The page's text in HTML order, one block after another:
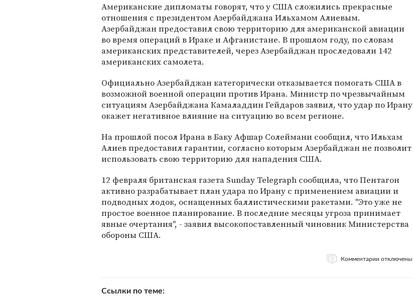
Американские дипломаты говорят, что у США сложились прекрасные
отношения с президентом Азербайджана Ильхамом Алиевым.
Азербайджан предоставил свою территорию для американской авиации
во время операций в Ираке и Афганистане. В прошлом году, по словам
американских представителей, через Азербайджан проследовали 142
американских самолета.
Официально Азербайджан категорически отказывается помогать США в
возможной военной операции против Ирана. Министр по чрезвычайным
ситуациям Азербайджана Камаладдин Гейдаров заявил, что удар по Ирану
окажет негативное влияние на ситуацию во всем регионе.
На прошлой посол Ирана в Баку Афшар Солеймани сообщил, что Ильхам
Алиев предоставил гарантии, согласно которым Азербайджан не позволит
использовать свою территорию для нападения США.
12 февраля британская газета Sunday Telegraph сообщила, что Пентагон
активно разрабатывает план удара по Ирану с применением авиации и
подводных лодок, оснащенных баллистическими ракетами. "Это уже не
простое военное планирование. В последние месяцы угроза принимает
явные очертания", - заявил высокопоставленный чиновник Министерства
обороны США.
Комментарии отключены
Ссылки по теме